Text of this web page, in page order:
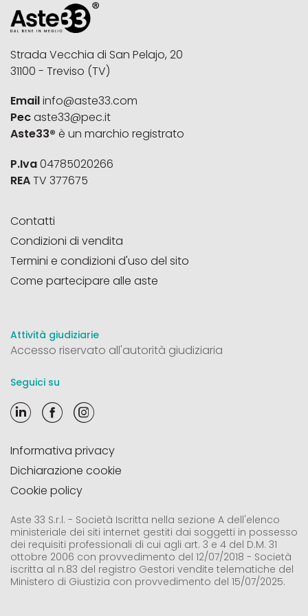
Strada Vecchia di San Pelajo, 20
31100 - Treviso (TV)
Emailinfo@aste33.com
Pecaste33@pec.it
Aste33® è un marchio registrato
P.Iva04785020266
REATV 377675
Contatti
Condizioni di vendita
Termini e condizioni d'uso del sito
Come partecipare alle aste
Attività giudiziarie
Accesso riservato all'autorità giudiziaria
Seguici su
Informativa privacy
Dichiarazione cookie
Cookie policy
Aste 33 S.r.l. - Società Iscritta nella sezione A dell'elenco
ministeriale dei siti internet gestiti dai soggetti in possesso
dei requisiti professionali di cui agli art. 3 e 4 del D.M. 31
ottobre 2006 con provvedimento del 12/07/2018 - Società
iscritta al n.83 del registro Gestori vendite telematiche del
Ministero di Giustizia con provvedimento del 15/07/2025.